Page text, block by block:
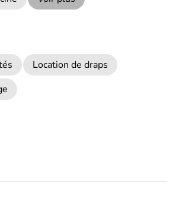
Location de draps